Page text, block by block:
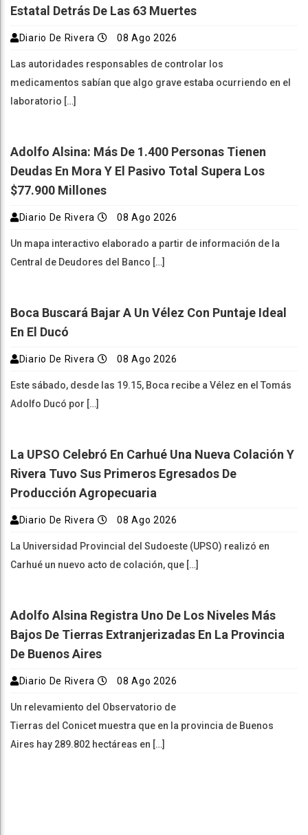
Estatal Detrás De Las 63 Muertes
Diario De Rivera 08 Ago 2026
Las autoridades responsables de controlar los
medicamentos sabían que algo grave estaba ocurriendo en el
laboratorio […]
Adolfo Alsina: Más De 1.400 Personas Tienen
Deudas En Mora Y El Pasivo Total Supera Los
$77.900 Millones
Diario De Rivera 08 Ago 2026
Un mapa interactivo elaborado a partir de información de la
Central de Deudores del Banco […]
Boca Buscará Bajar A Un Vélez Con Puntaje Ideal
En El Ducó
Diario De Rivera 08 Ago 2026
Este sábado, desde las 19.15, Boca recibe a Vélez en el Tomás
Adolfo Ducó por […]
La UPSO Celebró En Carhué Una Nueva Colación Y
Rivera Tuvo Sus Primeros Egresados De
Producción Agropecuaria
Diario De Rivera 08 Ago 2026
La Universidad Provincial del Sudoeste (UPSO) realizó en
Carhué un nuevo acto de colación, que […]
Adolfo Alsina Registra Uno De Los Niveles Más
Bajos De Tierras Extranjerizadas En La Provincia
De Buenos Aires
Diario De Rivera 08 Ago 2026
Un relevamiento del Observatorio de
Tierras del Conicet muestra que en la provincia de Buenos
Aires hay 289.802 hectáreas en […]